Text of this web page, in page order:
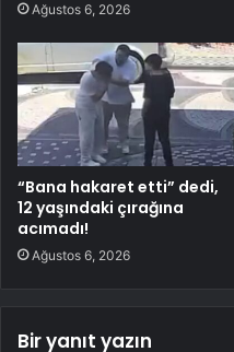
Ağustos 6, 2026
“Bana hakaret etti” dedi,
12 yaşındaki çırağına
acımadı!
Ağustos 6, 2026
Bir yanıt yazın